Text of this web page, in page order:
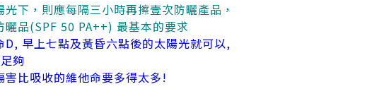
下，則應每隔三小時再擦壹次防曬產品，
曬品(SPF 50 PA++) 最基本的要求
D, 早上七點及黃昏六點後的太陽光就可以,
夠
害比吸收的維他命要多得太多!